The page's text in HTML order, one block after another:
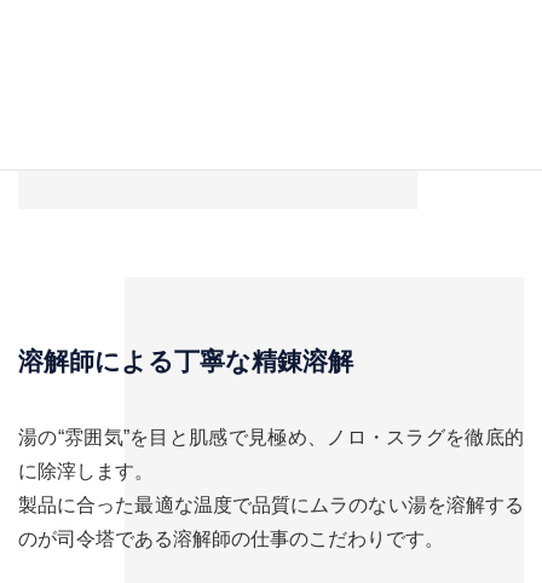
溶解師による丁寧な精錬溶解
湯の“雰囲気”を目と肌感で見極め、ノロ・スラグを徹底的
に除滓します。
製品に合った最適な温度で品質にムラのない湯を溶解する
のが司令塔である溶解師の仕事のこだわりです。